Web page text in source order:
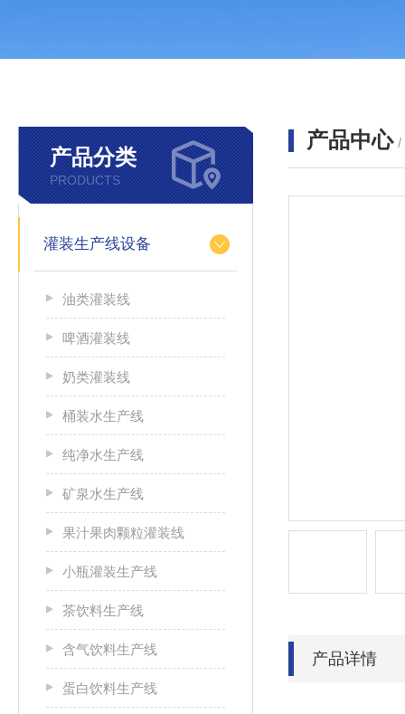
产品分类
PRODUCTS
灌装生产线设备
油类灌装线
啤酒灌装线
奶类灌装线
桶装水生产线
纯净水生产线
矿泉水生产线
果汁果肉颗粒灌装线
小瓶灌装生产线
茶饮料生产线
含气饮料生产线
蛋白饮料生产线
产品中心 /
产品详情